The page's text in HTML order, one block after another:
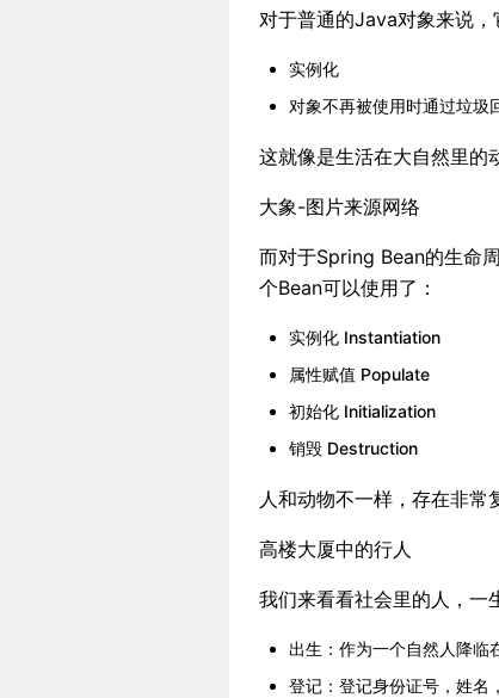
对于普通的Java对象来说，
实例化
对象不再被使用时通过垃圾
这就像是生活在大自然里的
大象-图片来源网络
而对于Spring Bean的生命
个Bean可以使用了：
实例化 Instantiation
属性赋值 Populate
初始化 Initialization
销毁 Destruction
人和动物不一样，存在非常
高楼大厦中的行人
我们来看看社会里的人，一
出生：作为一个自然人降临
登记：登记身份证号，姓名